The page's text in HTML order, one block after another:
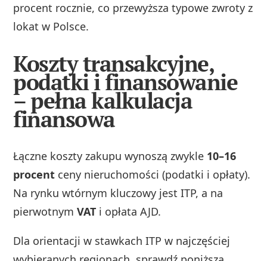
procent rocznie, co przewyższa typowe zwroty z
lokat w Polsce.
Koszty transakcyjne,
podatki i finansowanie
– pełna kalkulacja
finansowa
Łączne koszty zakupu wynoszą zwykle 10–16
procent ceny nieruchomości (podatki i opłaty).
Na rynku wtórnym kluczowy jest ITP, a na
pierwotnymVAT i opłata AJD.
Dla orientacji w stawkach ITP w najczęściej